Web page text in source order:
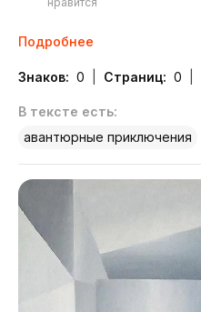
Подробнее
Знаков: 0 Страниц: 0
В тексте есть:
авантюрные приключения